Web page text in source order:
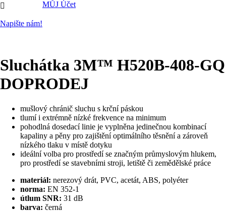

Napište nám!
MŮJ Účet
Sluchátka 3M™ H520B-408-GQ
DOPRODEJ
mušlový chránič sluchu s krční páskou
tlumí i extrémně nízké frekvence na minimum
pohodlná dosedací linie je vyplněna jedinečnou kombinací
kapaliny a pěny pro zajištění optimálního těsnění a zároveň
nízkého tlaku v místě dotyku
ideální volba pro prostředí se značným průmyslovým hlukem,
pro prostředí se stavebními stroji, letiště či zemědělské práce
materiál: nerezový drát, PVC, acetát, ABS, polyéter
norma: EN 352-1
útlum SNR: 31 dB
barva: černá